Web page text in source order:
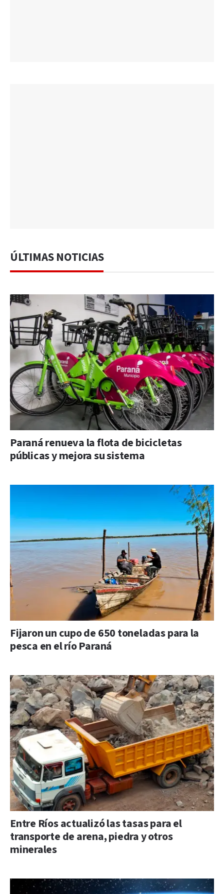
ÚLTIMAS NOTICIAS
Paraná renueva la flota de bicicletas
públicas y mejora su sistema
Fijaron un cupo de 650 toneladas para la
pesca en el río Paraná
Entre Ríos actualizó las tasas para el
transporte de arena, piedra y otros
minerales